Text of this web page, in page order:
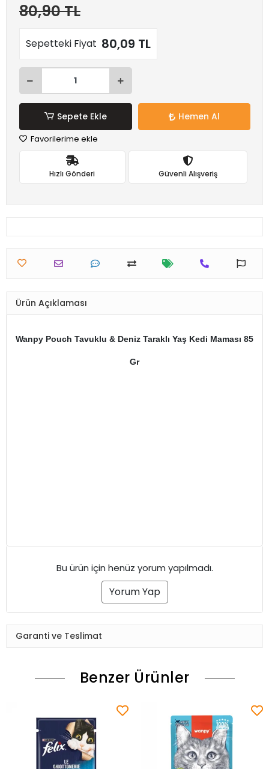
80,90 TL
Sepetteki Fiyat 80,09 TL
Sepete Ekle Hemen Al
Favorilerime ekle
Hızlı Gönderi Güvenli Alışveriş
Ürün Açıklaması
Wanpy Pouch Tavuklu & Deniz Taraklı Yaş Kedi Maması 85
Gr
Bu ürün için henüz yorum yapılmadı.
Yorum Yap
Garanti ve Teslimat
Benzer Ürünler